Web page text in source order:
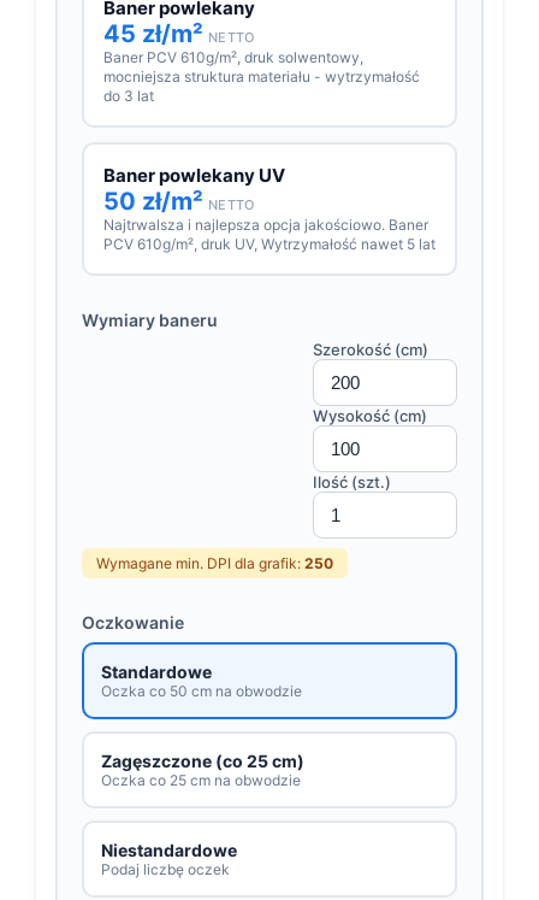
Baner powlekany
45 zł/m² NETTO
Baner PCV 610g/m², druk solwentowy,
mocniejsza struktura materiału - wytrzymałość
do 3 lat
Baner powlekany UV
50 zł/m² NETTO
Najtrwalsza i najlepsza opcja jakościowo. Baner
PCV 610g/m², druk UV, Wytrzymałość nawet 5 lat
Wymiary baneru
Szerokość (cm)
Wysokość (cm)
Ilość (szt.)
Wymagane min. DPI dla grafik: 250
Oczkowanie
Standardowe
Oczka co 50 cm na obwodzie
Zagęszczone (co 25 cm)
Oczka co 25 cm na obwodzie
Niestandardowe
Podaj liczbę oczek